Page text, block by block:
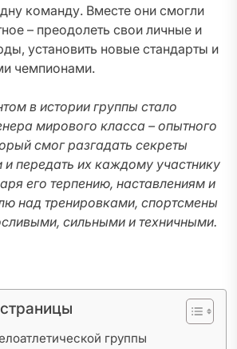
команду. Вместе они смогли
– преодолеть свои личные и
установить новые стандарты и
чемпионами.
в истории группы стало
мирового класса – опытного
смог разгадать секреты
и передать их каждому участнику
его терпению, наставлениям и
над тренировками, спортсмены
сильными и техничными.
группы